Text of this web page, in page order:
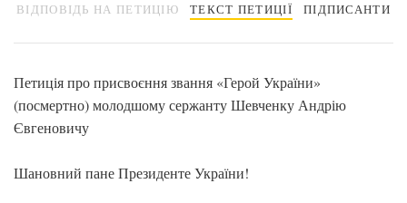
ВІДПОВІДЬ НА ПЕТИЦІЮ ТЕКСТ ПЕТИЦІЇ ПІДПИСАНТИ
Петиція про присвоєння звання «Герой України»
(посмертно) молодшому сержанту Шевченку Андрію
Євгеновичу
Шановний пане Президенте України!